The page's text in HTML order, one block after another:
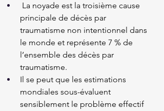
La noyade est la troisième cause
principale de décès par
traumatisme non intentionnel dans
le monde et représente 7 % de
l’ensemble des décès par
traumatisme.
Il se peut que les estimations
mondiales sous-évaluent
sensiblement le problème effectif